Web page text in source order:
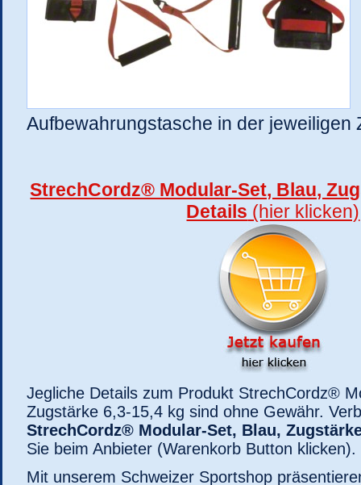
Aufbewahrungstasche in der jeweiligen
StrechCordz® Modular-Set, Blau,
Details (hier klicken)
Jegliche Details zum Produkt StrechCordz®
Zugstärke 6,3-15,4 kg sind ohne Gewähr.
StrechCordz® Modular-Set, Blau,
Sie beim Anbieter (Warenkorb Button klicken).
Mit unserem Schweizer Sportshop